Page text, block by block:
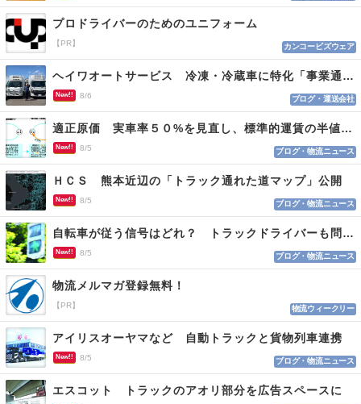
プロドライバーのためのユニフォーム
【PR】 カンコービズウェア
ヘイワオートサービス 冷凍・冷蔵車に特化「事業通じ貢献目指す」
New!! 8/6 ブログ・運送会社
適正原価 実車率５０%を見直し、標準的運賃の半値の恐れも
New!! 8/5 ブログ・物流ニュース
ＨＣＳ 熊本近辺の「トラック通れた道マップ」公開
New!! 8/5 ブログ・物流ニュース
自転車が従う信号はどれ？ トラックドライバーも問われる認識
New!! 8/5 ブログ・物流ニュース
物流メルマガ登録無料！
【PR】 物流ウィークリー
アイリスオーヤマなど 自動トラックと貨物列車連携
New!! 8/5 ブログ・物流ニュース
エスコット トラックのアオリ部分を広告スペースに